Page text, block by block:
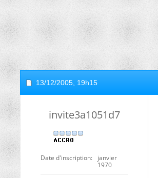
13/12/2005, 19h15
invite3a1051d7
Date d'inscription
janvier
1970